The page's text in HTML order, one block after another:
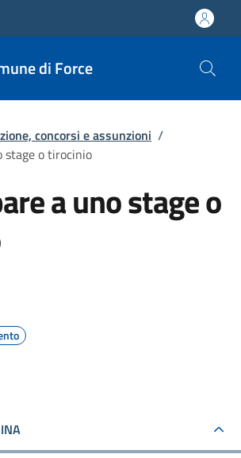
di Force
pane
concorsi e assunzioni /
stage o tirocinio
a uno stage o